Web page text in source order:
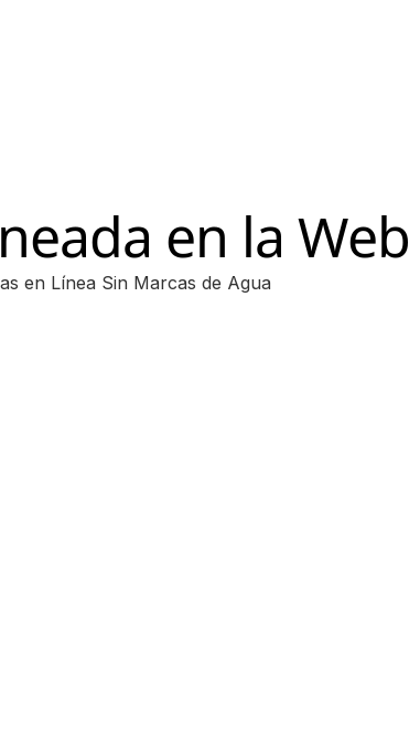
en la Web
en Línea Sin Marcas de Agua